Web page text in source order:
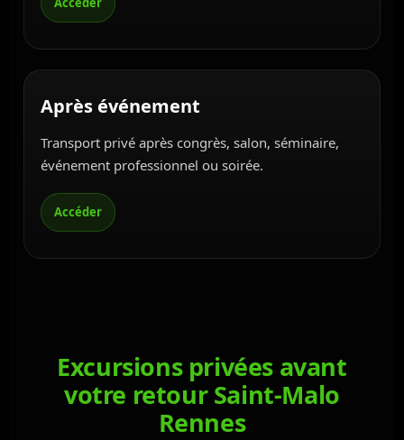
Après événement
Transport privé après congrès, salon, séminaire,
événement professionnel ou soirée.
Excursions privées avant
votre retour Saint-Malo
Rennes